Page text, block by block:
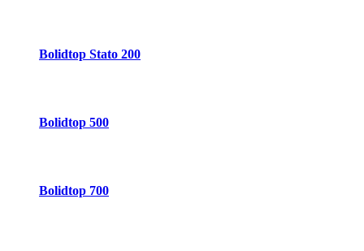
Bolidtop Stato 200
Bolidtop 500
Bolidtop 700